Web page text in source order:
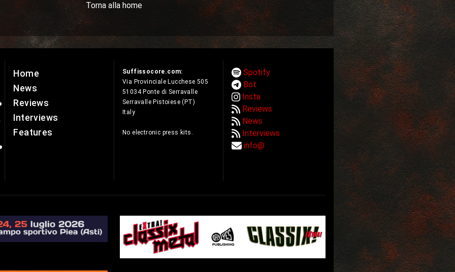
Torna alla home
Home
News
Reviews
Interviews
Features
Suffissocore.com:
Via Provinciale Lucchese 505
51034 Ponte di Serravalle
Serravalle Pistoiese (PT)
Italy
No electronic press kits.
Spotify
Bot
Insta
Reviews
News
Interviews
info@